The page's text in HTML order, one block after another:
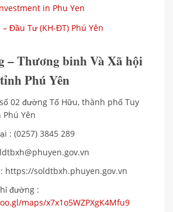
in Phu Yen
– Đầu Tư (KH-ĐT) Phú Yên
– Thương binh Và Xã hội
Phú Yên
02 đường Tố Hữu, thành phố Tuy
Phú Yên
: (0257) 3845 289
https://soldtbxh.phuyen.gov.vn
đường :
maps/x7x1o5WZPXgK4Mfu9